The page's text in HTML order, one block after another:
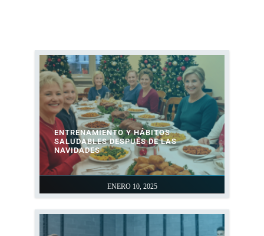
ENERO 10, 2025
ENTRENAMIENTO Y HÁBITOS
SALUDABLES DESPUÉS DE LAS
NAVIDADES